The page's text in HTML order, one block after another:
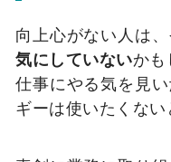
向上心がない人は
気にしていないかも
仕事にやる気を見
ギーは使いたくない